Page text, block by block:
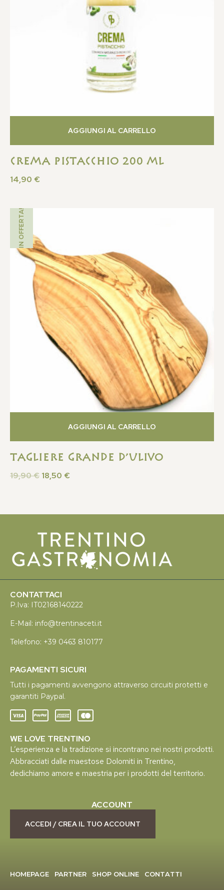
Crema Pistacchio 200 ML
14,90 €
AGGIUNGI AL CARRELLO
IN OFFERTA!
TAGLIERE GRANDE D’ULIVO
19,90€ 18,50 €
AGGIUNGI AL CARRELLO
CONTATTACI
P.Iva: IT02168140222
E-Mail: info@trentinaceti.it
Telefono: +39 0463 810177
PAGAMENTI SICURI
Tutti i pagamenti avvengono attraverso circuiti protetti e
garantiti Paypal.
WE LOVE TRENTINO
L’esperienza e la tradizione si incontrano nei nostri prodotti.
Abbracciati dalle maestose Dolomiti in Trentino,
dedichiamo amore e maestria per i prodotti del territorio.
ACCOUNT
ACCEDI / CREA IL TUO ACCOUNT
HOMEPAGE PARTNER SHOP ONLINE CONTATTI